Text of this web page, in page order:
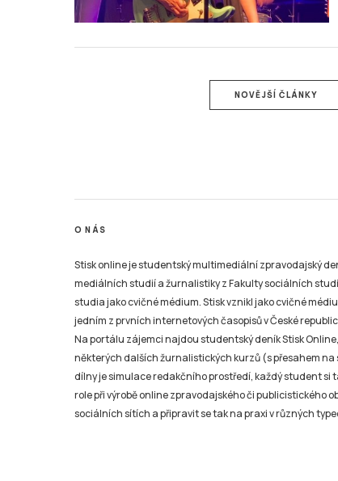
NOVĚJŠÍ ČLÁNKY
O NÁS
Stisk online je studentský multimediální zpravodajský
mediálních studií a žurnalistiky z Fakulty sociálních
studia jako cvičné médium. Stisk vznikl jako cvičné
jedním z prvních internetových časopisů v České
Na portálu zájemci najdou studentský deník Stisk
některých dalších žurnalistických kurzů (s přesahem
dílny je simulace redakčního prostředí, každý student si
role při výrobě online zpravodajského či publicistického
sociálních sítích a připravit se tak na praxi v různých